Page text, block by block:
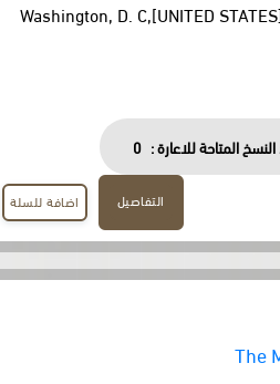
Washington, D. C,[UNITED
المتاحة للاعارة : 0
التفاصيل اضافة للسلة
The